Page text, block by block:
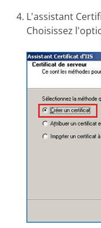
L'assistant
Choisissez